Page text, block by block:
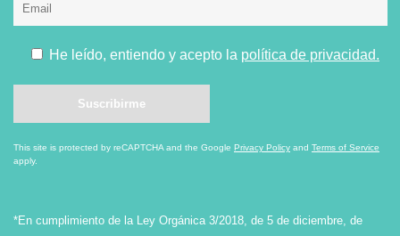
He leído, entiendo y acepto la política de privacidad.
This site is protected by reCAPTCHA and the Google Privacy Policy and Terms of Service
apply.
*En cumplimiento de la Ley Orgánica 3/2018, de 5 de diciembre, de